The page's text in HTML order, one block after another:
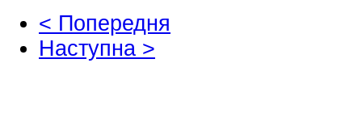
< Попередня
Наступна >